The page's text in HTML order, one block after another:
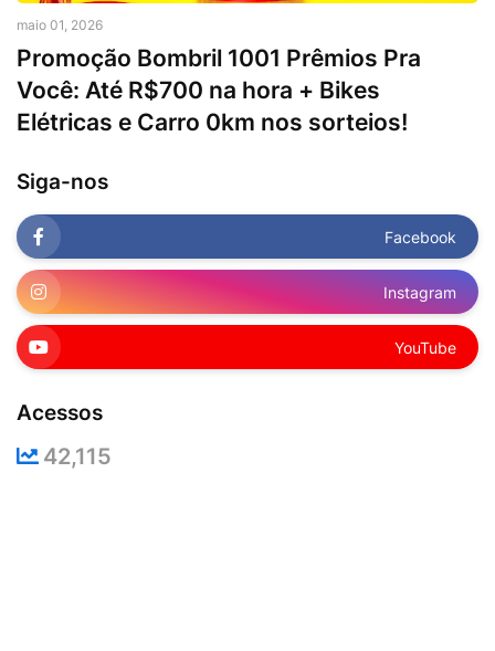
maio 01, 2026
Promoção Bombril 1001 Prêmios Pra
Você: Até R$700 na hora + Bikes
Elétricas e Carro 0km nos sorteios!
Siga-nos
Facebook
Instagram
YouTube
Acessos
42,115